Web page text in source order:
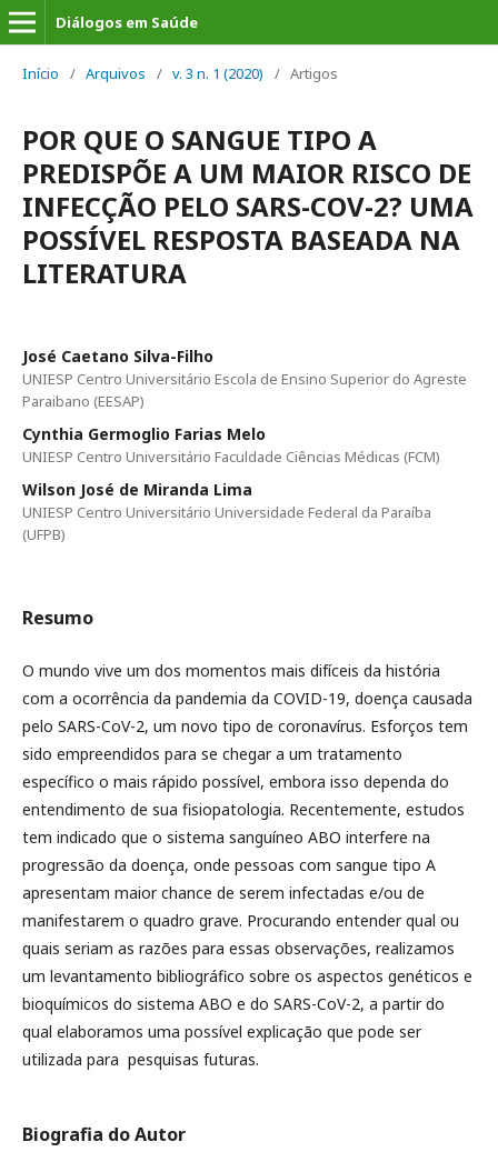
Diálogos em Saúde
Início / Arquivos / v. 3 n. 1 (2020) / Artigos
POR QUE O SANGUE TIPO A
PREDISPÕE A UM MAIOR RISCO DE
INFECÇÃO PELO SARS-COV-2? UMA
POSSÍVEL RESPOSTA BASEADA NA
LITERATURA
José Caetano Silva-Filho
UNIESP Centro Universitário Escola de Ensino Superior do Agreste
Paraibano (EESAP)
Cynthia Germoglio Farias Melo
UNIESP Centro Universitário Faculdade Ciências Médicas (FCM)
Wilson José de Miranda Lima
UNIESP Centro Universitário Universidade Federal da Paraíba
(UFPB)
Resumo
O mundo vive um dos momentos mais difíceis da história
com a ocorrência da pandemia da COVID-19, doença causada
pelo SARS-CoV-2, um novo tipo de coronavírus. Esforços tem
sido empreendidos para se chegar a um tratamento
específico o mais rápido possível, embora isso dependa do
entendimento de sua fisiopatologia. Recentemente, estudos
tem indicado que o sistema sanguíneo ABO interfere na
progressão da doença, onde pessoas com sangue tipo A
apresentam maior chance de serem infectadas e/ou de
manifestarem o quadro grave. Procurando entender qual ou
quais seriam as razões para essas observações, realizamos
um levantamento bibliográfico sobre os aspectos genéticos e
bioquímicos do sistema ABO e do SARS-CoV-2, a partir do
qual elaboramos uma possível explicação que pode ser
utilizada para pesquisas futuras.
Biografia do Autor